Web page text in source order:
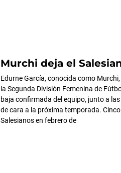
Murchi deja el
Edurne García, conocida como
la Segunda División Femenina de
baja confirmada del equipo, junto a
de cara a la próxima temporada.
Salesianos en febrero de